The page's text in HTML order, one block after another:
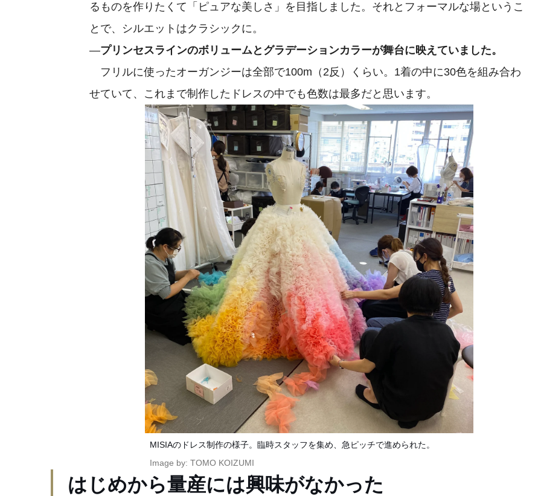
るものを作りたくて「ピュアな美しさ」を目指しました。それとフォーマルな場というこ
とで、シルエットはクラシックに。
—プリンセスラインのボリュームとグラデーションカラーが舞台に映えていました。
フリルに使ったオーガンジーは全部で100m（2反）くらい。1着の中に30色を組み合わ
せていて、これまで制作したドレスの中でも色数は最多だと思います。
MISIAのドレス制作の様子。臨時スタッフを集め、急ピッチで進められた。
Image by: TOMO KOIZUMI
はじめから量産には興味がなかった